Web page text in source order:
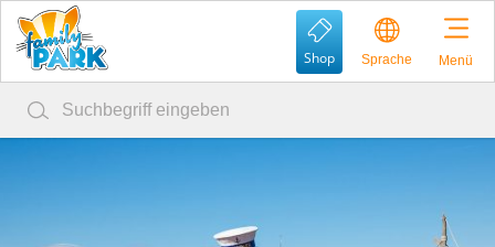
Shop Sprache Menü